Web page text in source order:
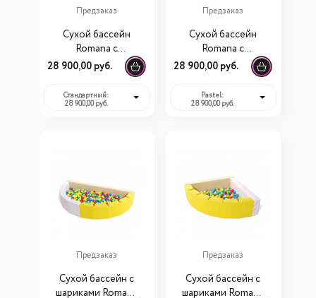
Предзаказ
Сухой бассейн
Romana с
шариками «Волна»
(300 шариков)
28 900,00 руб.
Стандартный:
28 900,00 руб.
Предзаказ
Сухой бассейн
Romana с
шариками «Форт»
(300 шариков)
28 900,00 руб.
Pastel:
28 900,00 руб.
Предзаказ
Сухой бассейн с
шариками Romana
Предзаказ
Сухой бассейн с
шариками Romana